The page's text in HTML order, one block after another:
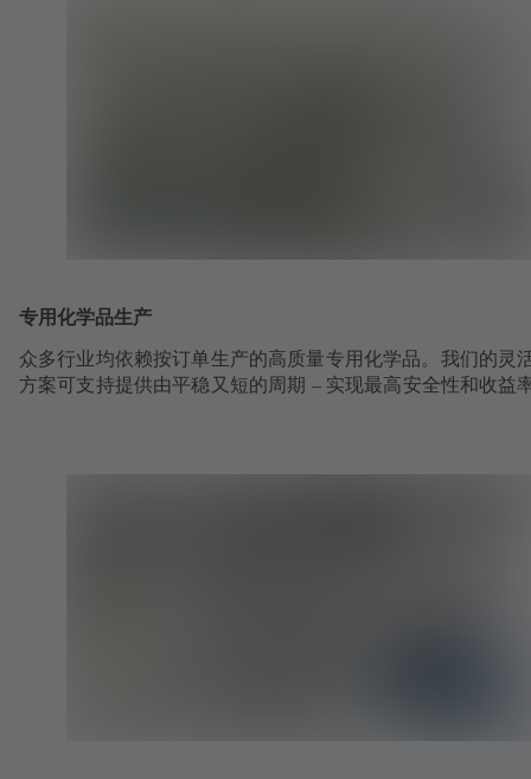
专用化学品生产
众多行业均依赖按订单生产的高质量专用化学品。我们的灵
方案可支持提供由平稳又短的周期 – 实现最高安全性和收益